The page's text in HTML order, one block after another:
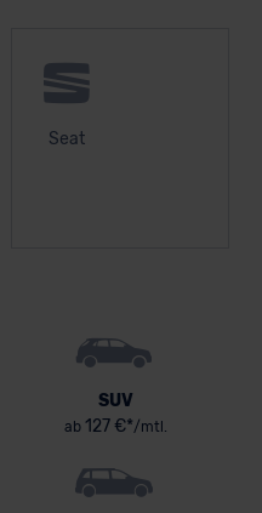
Seat
SUV
ab 127 €*/mtl.